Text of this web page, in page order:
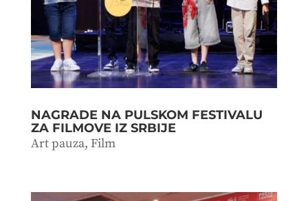
NAGRADE NA PULSKOM FESTIVALU
ZA FILMOVE IZ SRBIJE
Art pauza, Film